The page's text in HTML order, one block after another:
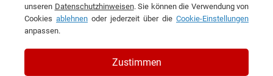
Interview mit Michael Kröhne,
Geschäftsführer der LAUX GmbH
unseren Datenschutzhinweisen. Sie können die Verwendung von
Cookies ablehnen oder jederzeit über die Cookie-Einstellungen
anpassen.
Zustimmen